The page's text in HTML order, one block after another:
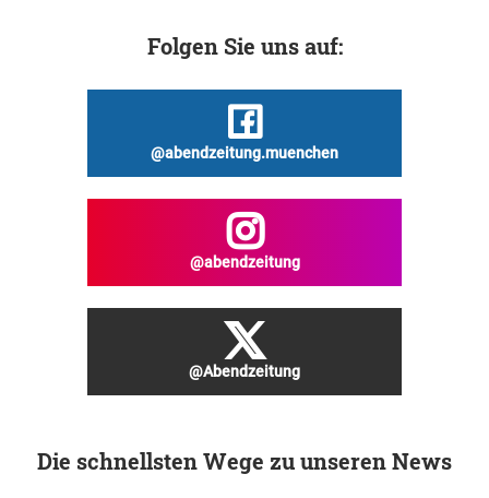
Folgen Sie uns auf:
@abendzeitung.muenchen
@abendzeitung
@Abendzeitung
Die schnellsten Wege zu unseren News